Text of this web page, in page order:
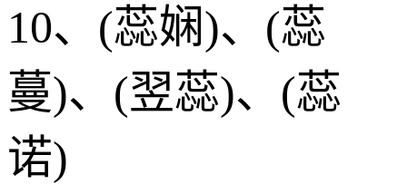
10、(蕊娴)、(蕊
蔓)、(翌蕊)、(蕊
诺)